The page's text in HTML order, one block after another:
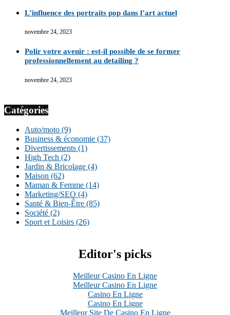
L’influence des portraits pop dans l’art actuel
novembre 24, 2023
Polir votre avenir : est-il possible de se former
professionnellement au detailing ?
novembre 24, 2023
Catégories
Auto/moto (9)
Business & économie (37)
Divertissements (1)
High Tech (2)
Jardin & Bricolage (4)
Maison (62)
Maman & Femme (14)
Marketing/SEO (4)
Santé & Bien-Être (85)
Société (2)
Sport et Loisirs (26)
Editor's picks
Meilleur Casino En Ligne
Meilleur Casino En Ligne
Casino En Ligne
Casino En Ligne
Meilleur Site De Casino En Ligne